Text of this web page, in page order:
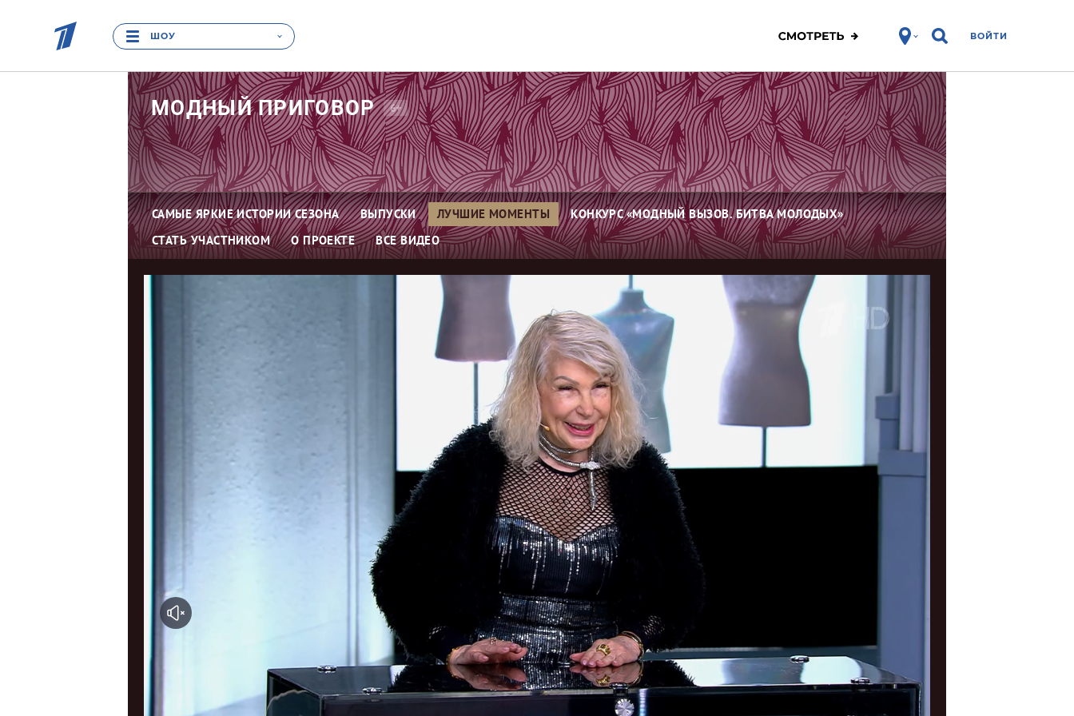
ШОУ ВОЙТИ
МОДНЫЙПРИГОВОР 6+
САМЫЕ ЯРКИЕ ИСТОРИИ СЕЗОНА ВЫПУСКИ ЛУЧШИЕ МОМЕНТЫ
КОНКУРС «МОДНЫЙ ВЫЗОВ. БИТВА МОЛОДЫХ»
СТАТЬ УЧАСТНИКОМ
О ПРОЕКТЕ ВСЕ ВИДЕО